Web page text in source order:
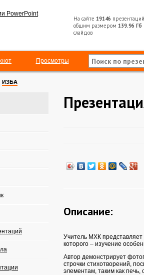
На сайте 19146 презентаций
общим размером 139.96 Гб
слайдов
Просмотры
ИЗБА
Описание:
Учитель МХК
которого – изучение
Автор демонстрирует
строчки стихотворений,
элементам, таким как печь,